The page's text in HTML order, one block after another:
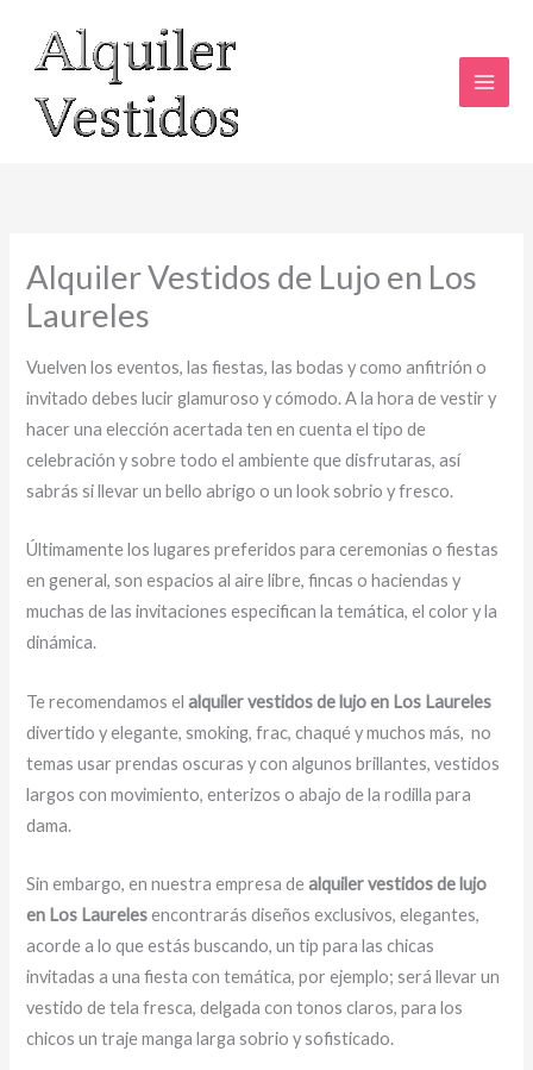
contenido
Alquiler Vestidos de Lujo en Los
Laureles
Vuelven los eventos, las fiestas, las bodas y como anfitrión o
invitado debes lucir glamuroso y cómodo. A la hora de vestir y
hacer una elección acertada ten en cuenta el tipo de
celebración y sobre todo el ambiente que disfrutaras, así
sabrás si llevar un bello abrigo o un look sobrio y fresco.
Últimamente los lugares preferidos para ceremonias o fiestas
en general, son espacios al aire libre, fincas o haciendas y
muchas de las invitaciones especifican la temática, el color y la
dinámica.
Te recomendamos elalquiler vestidos de lujo en Los Laureles
divertido y elegante, smoking, frac, chaqué y muchos más, no
temas usar prendas oscuras y con algunos brillantes, vestidos
largos con movimiento, enterizos o abajo de la rodilla para
dama.
Sin embargo, en nuestra empresa dealquiler vestidos de lujo
en Los Laurelesencontrarás diseños exclusivos, elegantes,
acorde a lo que estás buscando, un tip para las chicas
invitadas a una fiesta con temática, por ejemplo; será llevar un
vestido de tela fresca, delgada con tonos claros, para los
chicos un traje manga larga sobrio y sofisticado.